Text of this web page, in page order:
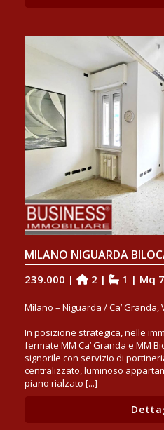
239.000 | 2 | 1 | Mq
Milano – Niguarda / Ca’ Granda,
In posizione strategica, nelle
fermate MM Ca’ Granda e MM
signorile con servizio di
centralizzato, luminoso
piano rialzato [...]